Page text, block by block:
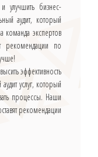
и улучшить бизнес-
аудит, который
экспертов
рекомендации по
эффективность
услуг, который
процессы. Наши
рекомендации